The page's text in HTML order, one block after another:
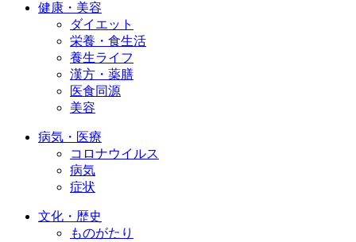
健康・美容
ダイエット
栄養・食生活
養生ライフ
漢方・薬膳
医食同源
美容
病気・医療
コロナウイルス
病気
症状
文化・歴史
ものがたり